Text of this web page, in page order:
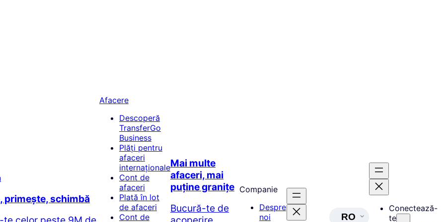
primește, schimbă
Afacere
Descoperă
TransferGo
Business
Plăți pentru
afaceri
internaționale
Cont de
afaceri
Plată în lot
de afaceri
Cont de
Mai multe
afaceri, mai
puține granițe
Bucură-te de
Companie
Despre
noi
RO
Conectează-
te